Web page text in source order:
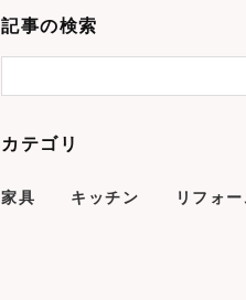
記事の検索
カテゴリ
家具 キッチン リフォ